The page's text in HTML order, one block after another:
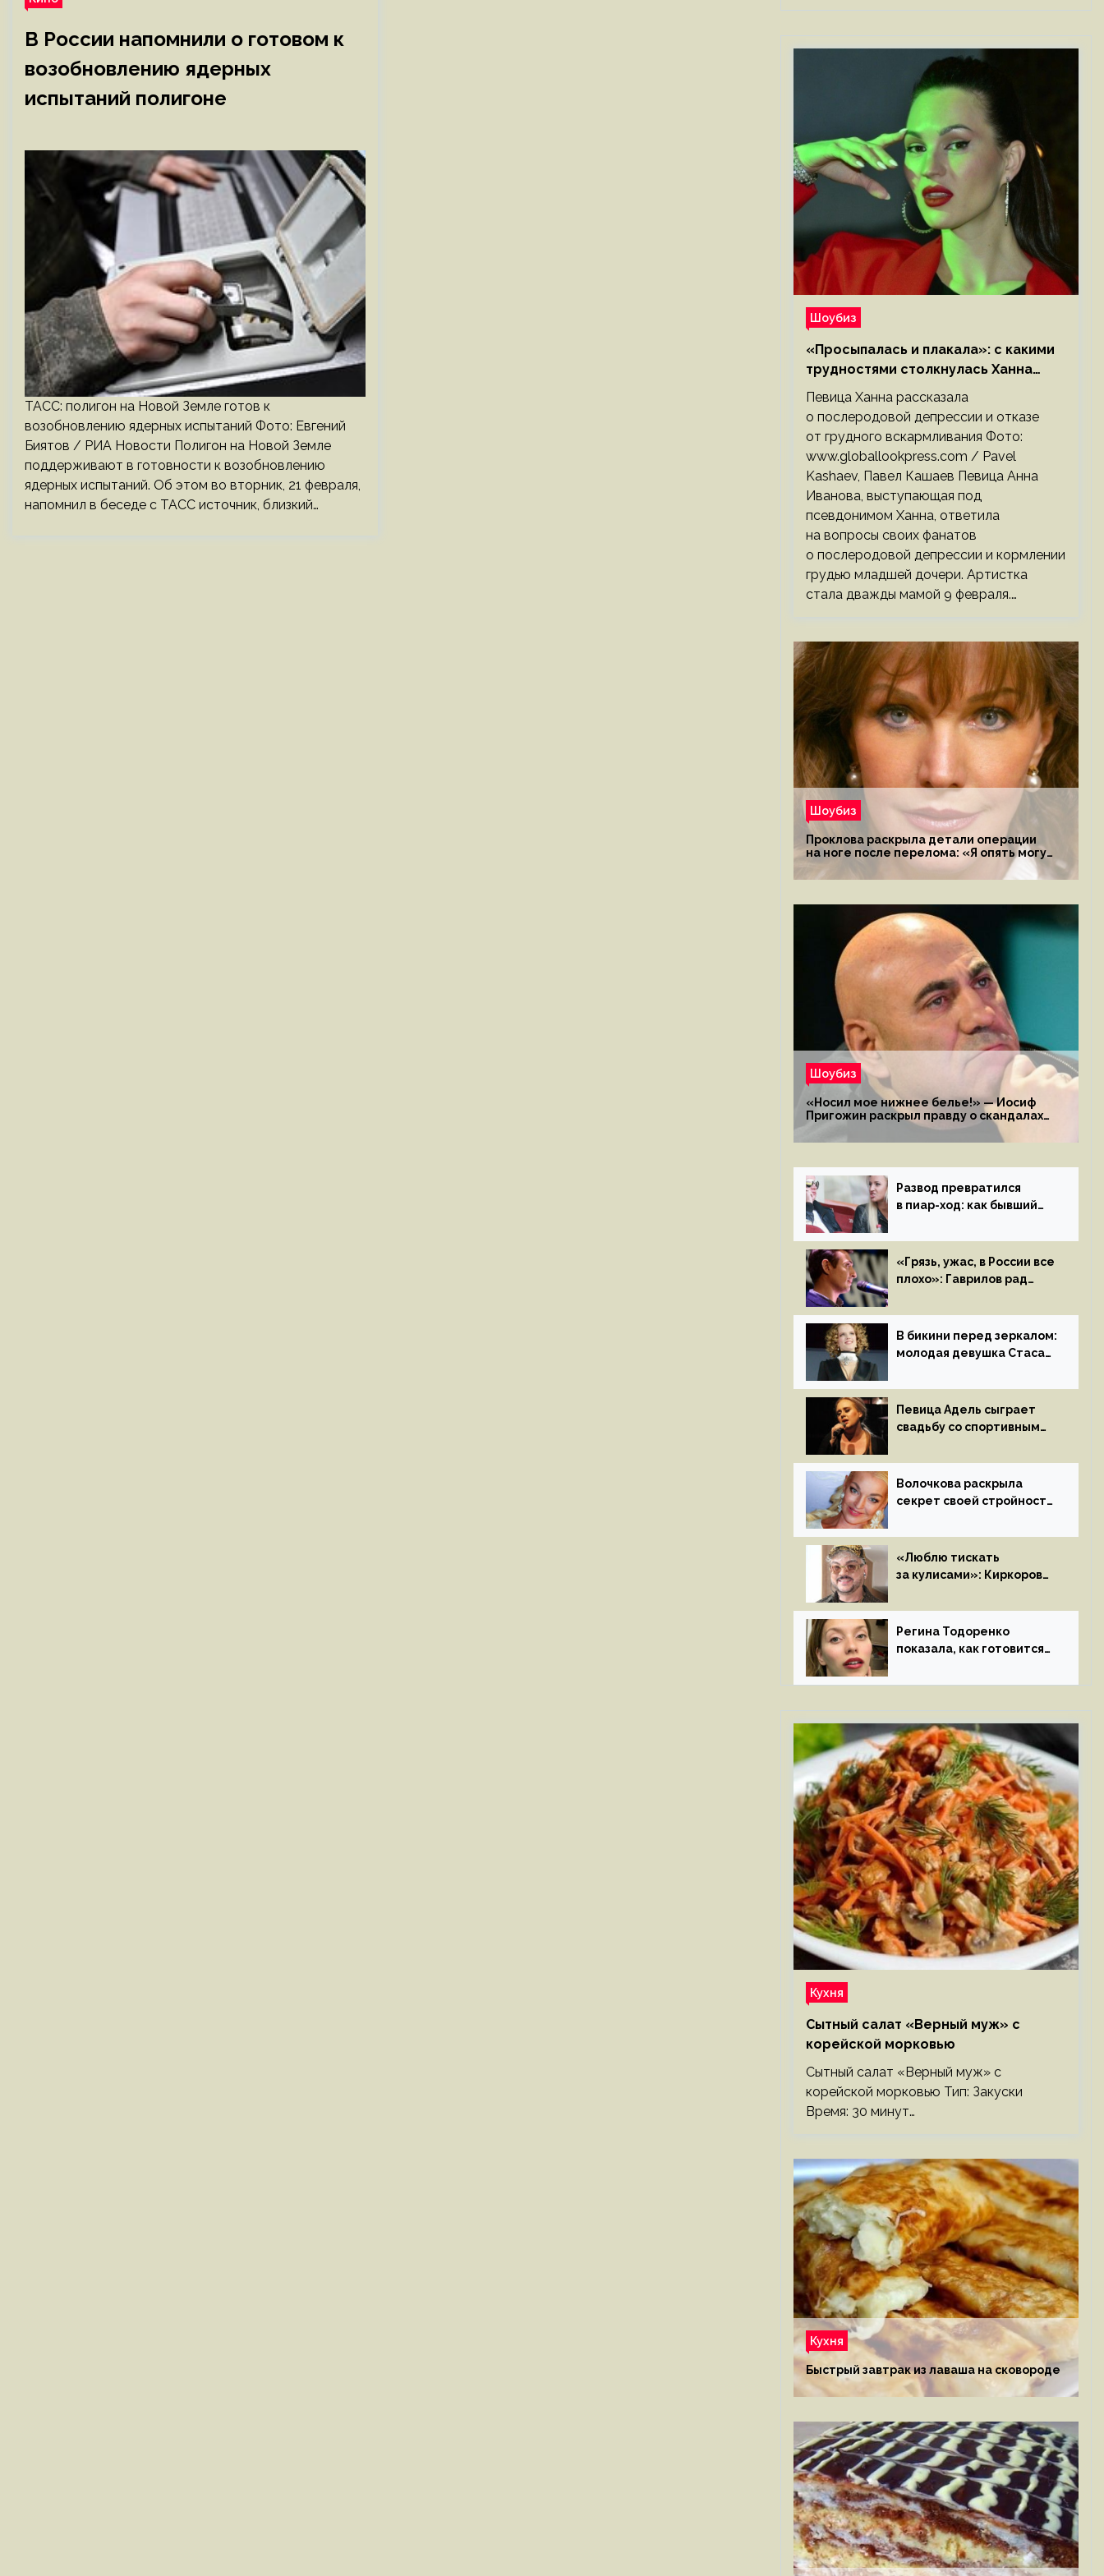
В России напомнили о готовом к
возобновлению ядерных
испытаний полигоне
ТАСС: полигон на Новой Земле готов к
возобновлению ядерных испытаний Фото: Евгений
Биятов / РИА Новости Полигон на Новой Земле
поддерживают в готовности к возобновлению
ядерных испытаний. Об этом во вторник, 21 февраля,
напомнил в беседе с ТАСС источник, близкий…
Шоубиз
«Просыпалась и плакала»: с какими
трудностями столкнулась Ханна
после родов
Певица Ханна рассказала
о послеродовой депрессии и отказе
от грудного вскармливания Фото:
www.globallookpress.com / Pavel
Kashaev, Павел Кашаев Певица Анна
Иванова, выступающая под
псевдонимом Ханна, ответила
на вопросы своих фанатов
о послеродовой депрессии и кормлении
грудью младшей дочери. Артистка
стала дважды мамой 9 февраля.…
Шоубиз
Проклова раскрыла детали операции
на ноге после перелома: «Я опять могу
ходить»
Шоубиз
«Носил мое нижнее белье!» — Иосиф
Пригожин раскрыл правду о скандалах
с мужем своей экс-жены
Развод превратился
в пиар-ход: как бывший
популярной
«Грязь, ужас, в России все
плохо»: Гаврилов рад
иноагентов
В бикини перед зеркалом:
молодая девушка Стаса
на камеру
Певица Адель сыграет
свадьбу со спортивным
этим летом
Волочкова раскрыла
секрет своей стройности:
страстные…»
«Люблю тискать
за кулисами»: Киркоров
к молодой особе
Регина Тодоренко
показала, как готовится
ребенка
Кухня
Сытный салат «Верный муж» с
корейской морковью
Сытный салат «Верный муж» с
корейской морковью Тип: Закуски
Время: 30 минут…
Кухня
Быстрый завтрак из лаваша на сковороде